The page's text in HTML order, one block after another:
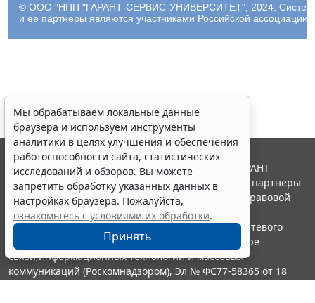
© ООО "НПП "ГАРАНТ-СЕРВИС-УНИВЕРСИТЕТ", 2024. Система
и ее партнеры являются участниками Российской
Мы обрабатываем локальные данные
браузера и используем инструменты
аналитики в целях улучшения и обеспечения
работоспособности сайта, статистических
исследований и обзоров. Вы можете
запретить обработку указанных данных в
настройках браузера. Пожалуйста,
ознакомьтесь с условиями их обработки.
Принять
© ООО "НПП "ГАРАНТ-СЕРВИС", 2026. Система ГАРАНТ
выпускается с 1990 года. Компания "Гарант" и ее партнеры
являются участниками Российской ассоциации правовой
информации ГАРАНТ.
Портал ГАРАНТ.РУ зарегистрирован в качестве сетевого
издания Федеральной службой по надзору в сфере
связи,информационных технологий и массовых
коммуникаций (Роскомнадзором), Эл № ФС77-58365 от 18